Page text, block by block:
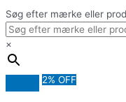
Søg efter mærke eller
×
2% OFF